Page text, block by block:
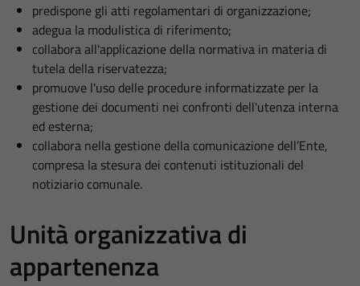
predispone gli atti regolamentari di organizzazione;
adegua la modulistica di riferimento;
collabora all'applicazione della normativa in materia di
tutela della riservatezza;
promuove l'uso delle procedure informatizzate per la
gestione dei documenti nei confronti dell'utenza interna
ed esterna;
collabora nella gestione della comunicazione dell’Ente,
compresa la stesura dei contenuti istituzionali del
notiziario comunale.
Unità organizzativa di
appartenenza